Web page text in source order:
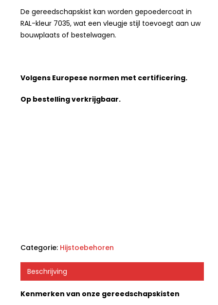
De gereedschapskist kan worden gepoedercoat in
RAL-kleur 7035, wat een vleugje stijl toevoegt aan uw
bouwplaats of bestelwagen.
Volgens Europese normen met certificering.
Op bestelling verkrijgbaar.
Categorie: Hijstoebehoren
Beschrijving
Kenmerken van onze gereedschapskisten